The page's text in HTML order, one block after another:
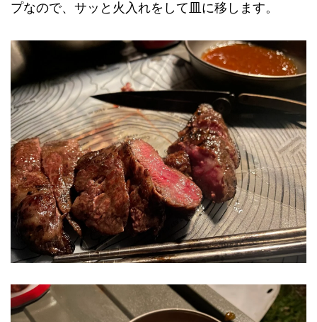
プなので、サッと火入れをして皿に移します。